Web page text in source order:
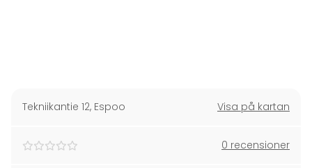
Tekniikantie 12, Espoo Visa på kartan
0 recensioner